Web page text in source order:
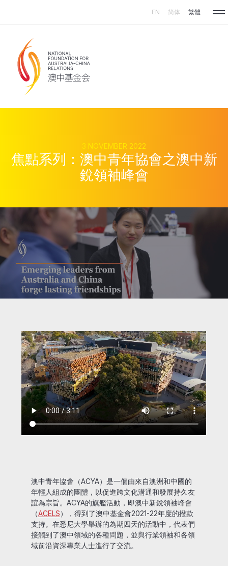
EN 简体 繁體
3 NOVEMBER 2022
焦點系列：澳中青年協會之澳中新
銳領袖峰會
澳中青年協會（ACYA）是一個由來自澳洲和中國的
年輕人組成的團體，以促進跨文化溝通和發展持久友
誼為宗旨。ACYA的旗艦活動，即澳中新銳領袖峰會
（ACELS），得到了澳中基金會2021-22年度的撥款
支持。在悉尼大學舉辦的為期四天的活動中，代表們
接觸到了澳中領域的各種問題，並與行業領袖和各領
域前沿資深專業人士進行了交流。